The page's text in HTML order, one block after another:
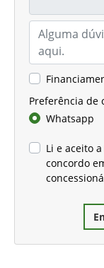
Preferência de
Whatsapp
Li e aceito a
concordo